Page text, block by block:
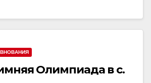
Олимпиада в с.